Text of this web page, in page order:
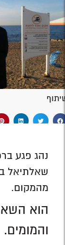
נהג פגע
מהמקום.
הוא
והמומים.